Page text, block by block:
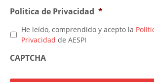
Politica de Privacidad *
He leído, comprendido y acepto la
Privacidad de AESPI
CAPTCHA